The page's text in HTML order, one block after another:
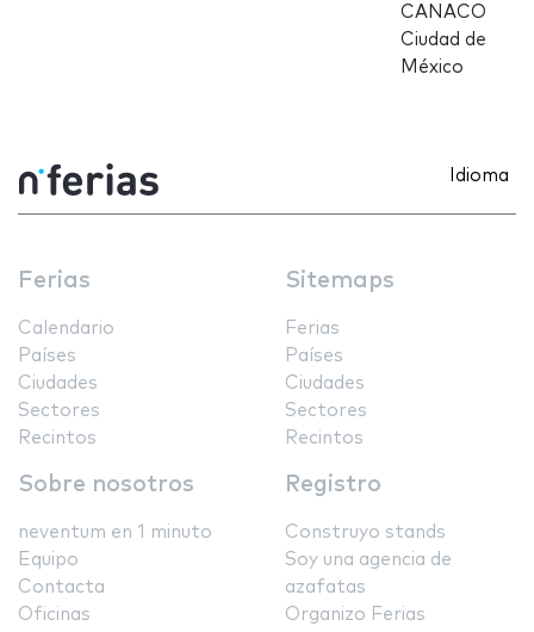
CANACO
Ciudad de
México
Idioma
Ferias
Calendario
Países
Ciudades
Sectores
Recintos
Sitemaps
Ferias
Países
Ciudades
Sectores
Recintos
Sobre nosotros
neventum en 1 minuto
Equipo
Contacta
Oficinas
Registro
Construyo stands
Soy una agencia de
azafatas
Organizo Ferias